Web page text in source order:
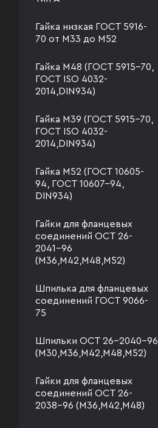
Гайка низкая ГОСТ 5916-
70 от М33 до М52
Гайка М48 (ГОСТ 5915-70,
ГОСТ ISO 4032-
2014,DIN934)
Гайка М39 (ГОСТ 5915-70,
ГОСТ ISO 4032-
2014,DIN934)
Гайка М52 (ГОСТ 10605-
94, ГОСТ 10607-94,
DIN934)
Гайки для фланцевых
соединений ОСТ 26-
2041-96
(М36,М42,М48,М52)
Шпилька для фланцевых
соединений ГОСТ 9066-
75
Шпильки ОСТ 26-2040-96
(М30,М36,М42,М48,М52)
Гайки для фланцевых
соединений ОСТ 26-
2038-96 (М36,М42,М48)